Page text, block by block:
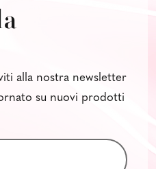
alla nostra newsletter
su nuovi prodotti